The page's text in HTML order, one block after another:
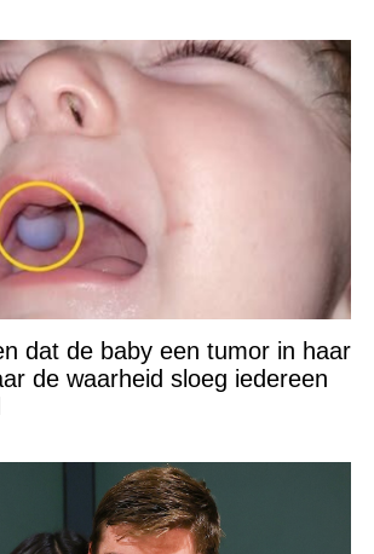
dat de baby een tumor in haar
de waarheid sloeg iedereen